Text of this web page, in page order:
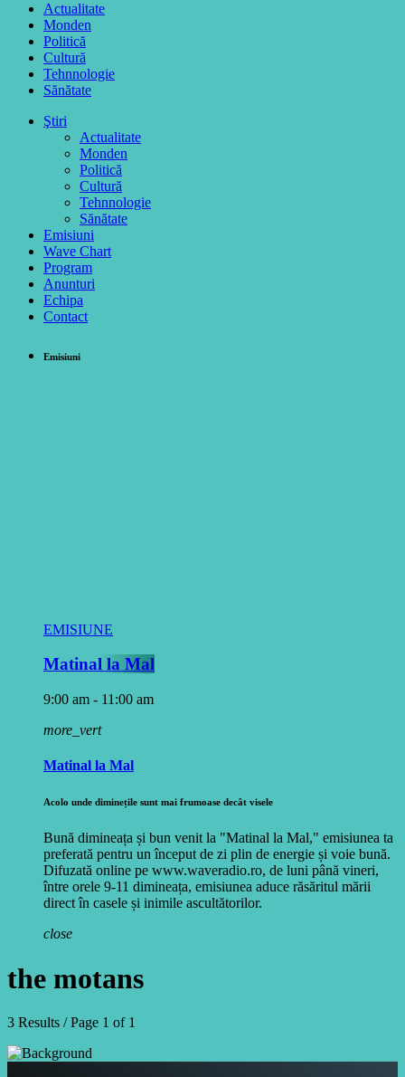
Actualitate
Monden
Politică
Cultură
Tehnnologie
Sănătate
Ştiri
Actualitate
Monden
Politică
Cultură
Tehnnologie
Sănătate
Emisiuni
Wave Chart
Program
Anunturi
Echipa
Contact
Emisiuni
EMISIUNE
Matinal la Mal
9:00 am - 11:00 am
more_vert
Matinal la Mal
Acolo unde diminețile sunt mai frumoase decât visele
Bună dimineața și bun venit la "Matinal la Mal," emisiunea ta
preferată pentru un început de zi plin de energie și voie bună.
Difuzată online pe www.waveradio.ro, de luni până vineri,
între orele 9-11 dimineața, emisiunea aduce răsăritul mării
direct în casele și inimile ascultătorilor.
close
the motans
3 Results / Page 1 of 1